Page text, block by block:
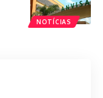
NOTÍCIAS